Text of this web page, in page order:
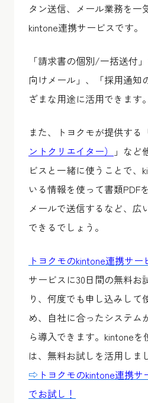
タン送信、メール業務を一
kintone連携サービスです。
「請求書の個別/一括送付
向けメール」、「採用通知
ざまな用途に活用できます。
また、トヨクモが提供する
ントクリエイター）
」など
ビスと一緒に使うことで、
いる情報を使って書類PDF
メールで送信するなど、広
できるでしょう。
トヨクモのkintone連携サー
サービスに30日間の無料お
り、何度でも申し込みして
め、自社に合ったシステム
ら導入できます。kintone
は、無料お試しを活用しま
⇨ トヨクモのkintone連携
でお試し！